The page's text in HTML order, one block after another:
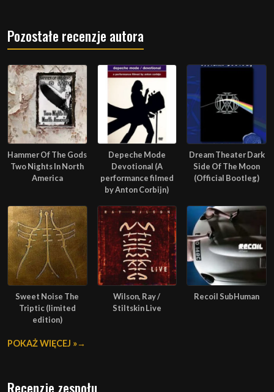
Pozostałe recenzje autora
Hammer Of The Gods
Two Nights In North
America
Depeche Mode
Devotional (A
performance filmed
by Anton Corbijn)
Dream Theater Dark
Side Of The Moon
(Official Bootleg)
Sweet Noise The
Triptic (limited
edition)
Wilson, Ray /
Stiltskin Live
Recoil SubHuman
POKAŻ WIĘCEJ »
Recenzje zespołu